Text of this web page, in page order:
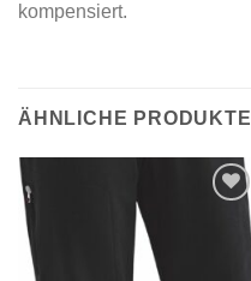
kompensiert.
ÄHNLICHE PRODUKTE